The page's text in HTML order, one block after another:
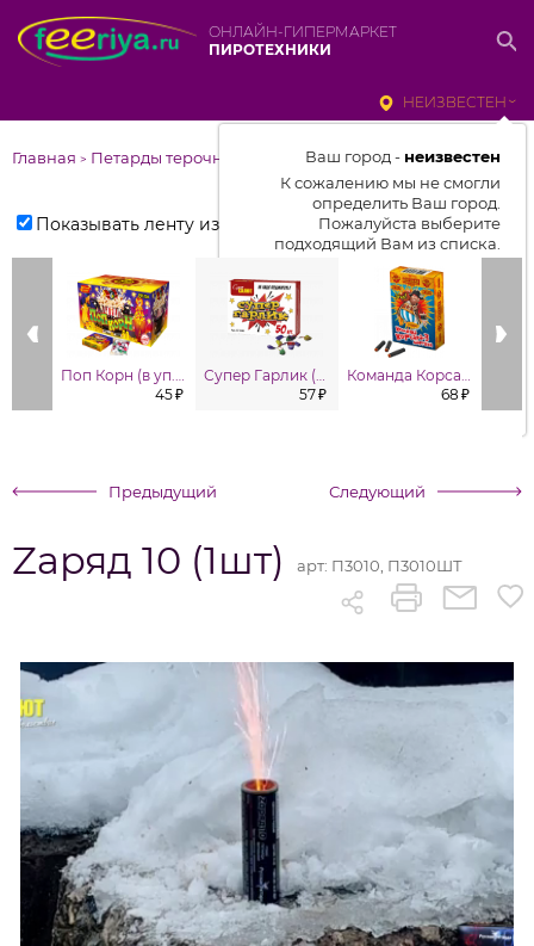
ОНЛАЙН-ГИПЕРМАРКЕТ
ПИРОТЕХНИКИ
НЕИЗВЕСТЕН
Ваш город - неизвестен
К сожалению мы не смогли
определить Ваш город.
Пожалуйста выберите
подходящий Вам из списка.
Выбрать город
От выбранного города зависит
отображаемый ассортимент,
цены, наличие и условия
доставки
Главная > Петарды терочные и фитильные
Показывать ленту изделий
Поп Корн (в уп. 50 шт.)
45 ₽
Супер Гарлик (в уп. 50шт.)
57 ₽
Команда Корсара Моргана 3 ( в уп. 10 шт.)
68 ₽
Предыдущий Следующий
Zаряд 10 (1шт) арт: П3010, П3010ШТ